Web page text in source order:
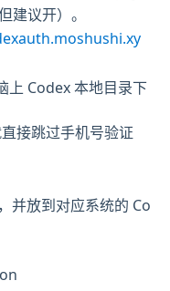
建议开）。
上 Codex 本地目录下
接跳过手机号验证
并放到对应系统的 Co